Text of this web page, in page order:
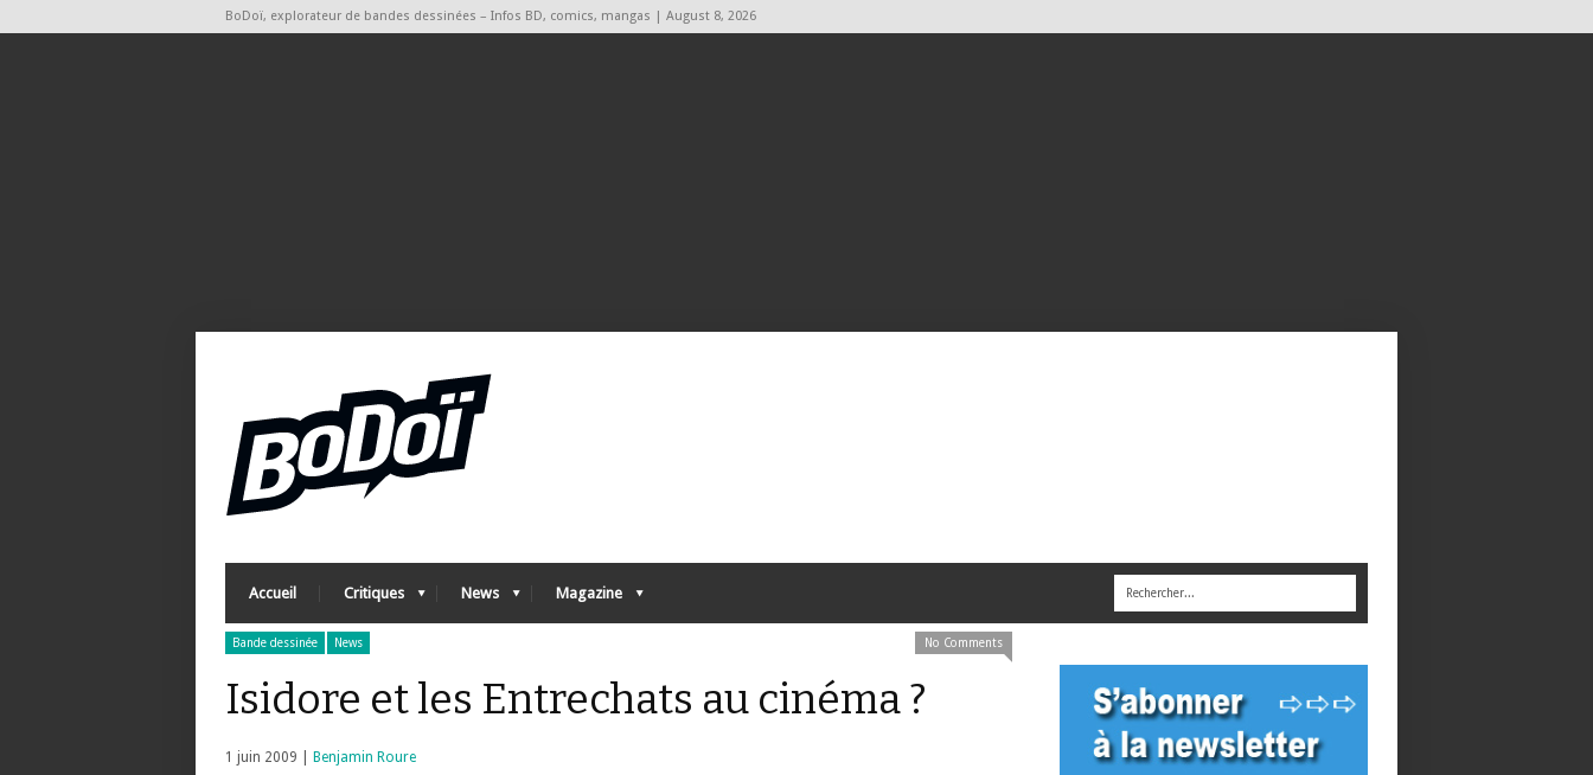
BoDoï, explorateur de bandes dessinées – Infos BD, comics, mangas | August 8, 2026
Accueil Critiques News Magazine
Bande dessinée News No Comments
Isidore et les Entrechats au cinéma ?
1 juin 2009 | Benjamin Roure